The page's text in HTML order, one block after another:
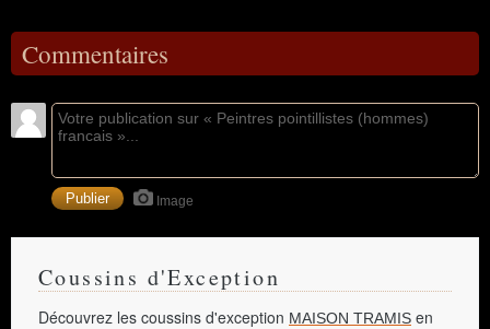
Commentaires
Image
Coussins d'Exception
Découvrez les coussins d'exception MAISON TRAMIS en